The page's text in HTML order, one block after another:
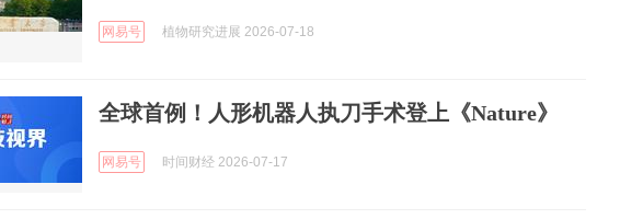
网易号 植物研究进展 2026-07-18
全球首例！人形机器人执刀手术登上《Nature》
网易号 时间财经 2026-07-17